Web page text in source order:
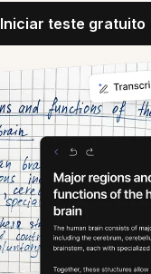
Iniciar teste gratuito